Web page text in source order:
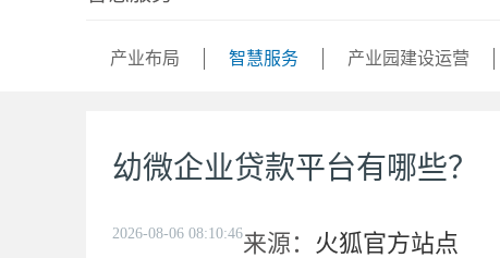
产业布局 智慧服务 产业园建设运营
幼微企业贷款平台有哪些？
2026-08-06 08:10:46来源： 火狐官方站点